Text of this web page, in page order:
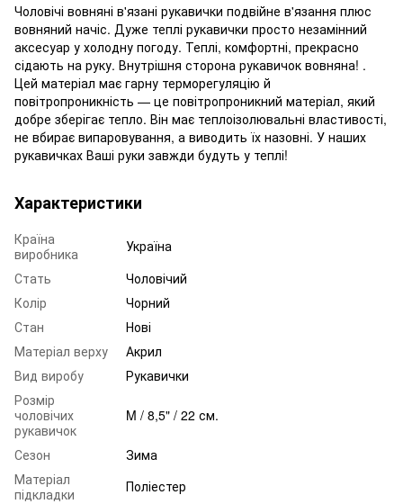
Чоловічі вовняні в'язані рукавички подвійне в'язання плюс
вовняний начіс. Дуже теплі рукавички просто незамінний
аксесуар у холодну погоду. Теплі, комфортні, прекрасно
сідають на руку. Внутрішня сторона рукавичок вовняна! .
Цей матеріал має гарну терморегуляцію й
повітропроникність — це повітропроникний матеріал, який
добре зберігає тепло. Він має теплоізолювальні властивості,
не вбирає випаровування, а виводить їх назовні. У наших
рукавичках Ваші руки завжди будуть у теплі!
Характеристики
Країна
виробника
Україна
Стать
Чоловічий
Колір
Чорний
Стан
Нові
Матеріал верху
Акрил
Вид виробу
Рукавички
Розмір
чоловічих
рукавичок
M / 8,5" / 22 см.
Сезон
Зима
Матеріал
підкладки
Поліестер